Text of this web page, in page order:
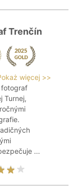
Trenčín
więcej >>
fotograf
Turnej,
...